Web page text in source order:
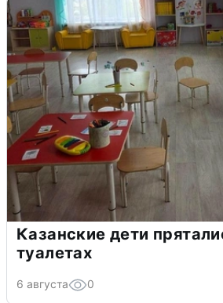
Казанские дети
туалетах
6 августа 0